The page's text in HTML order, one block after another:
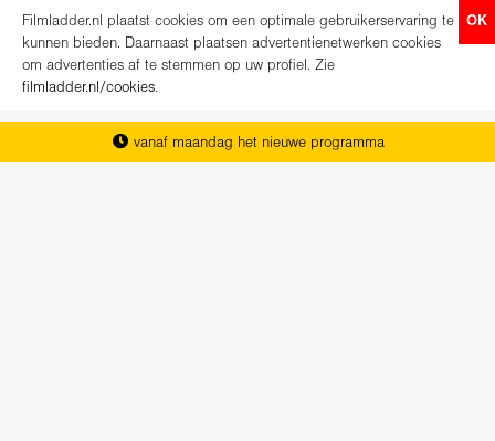
OK
Filmladder.nl plaatst cookies om een optimale gebruikerservaring te
kunnen bieden. Daarnaast plaatsen advertentienetwerken cookies
om advertenties af te stemmen op uw profiel. Zie
filmladder.nl/cookies.
vanaf maandag het nieuwe programma
het complete overzicht van Nederland
koop direct je kaartjes